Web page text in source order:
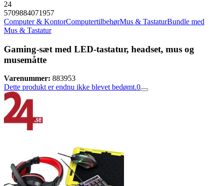
24
5709884071957
Computer & KontorComputertilbehørMus & TastaturBundle med
Mus & Tastatur
Gaming-sæt med LED-tastatur, headset, mus og
musemåtte
Varenummer: 883953
Dette produkt er endnu ikke blevet bedømt.0